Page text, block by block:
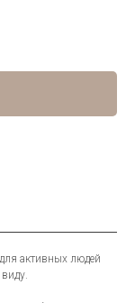
активных людей